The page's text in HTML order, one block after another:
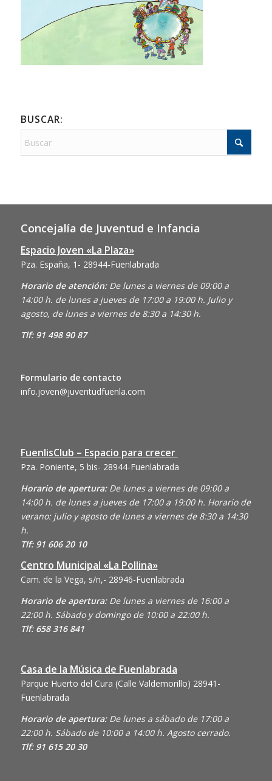
BUSCAR:
Concejalía de Juventud e Infancia
Espacio Joven «La Plaza»
Pza. España, 1- 28944-Fuenlabrada
Horario de atención: De lunes a viernes de 09:00 a
14:00 h. de lunes a jueves de 17:00 a 19:00 h. Julio y
agosto, de lunes a viernes de 8:30 a 14:30 h.
Tlf: 91 498 90 87
Formulario de contacto
info.joven@juventudfuenla.com
FuenlisClub – Espacio para crecer
Pza. Poniente, 5 bis- 28944-Fuenlabrada
Horario de apertura:De lunes a viernes de 09:00 a
14:00 h. de lunes a jueves de 17:00 a 19:00 h. Horario de
verano: julio y agosto de lunes a viernes de 8:30 a 14:30
h.
Tlf: 91 606 20 10
Centro Municipal «La Pollina»
Cam. de la Vega, s/n,- 28946-Fuenlabrada
Horario de apertura: De lunes a viernes de 16:00 a
22:00 h. Sábado y domingo de 10:00 a 22:00 h.
Tlf: 658 316 841
Casa de la Música de Fuenlabrada
Parque Huerto del Cura (Calle Valdemorillo) 28941-
Fuenlabrada
Horario de apertura: De lunes a sábado de 17:00 a
22:00 h. Sábado de 10:00 a 14:00 h. Agosto cerrado.
Tlf: 91 615 20 30